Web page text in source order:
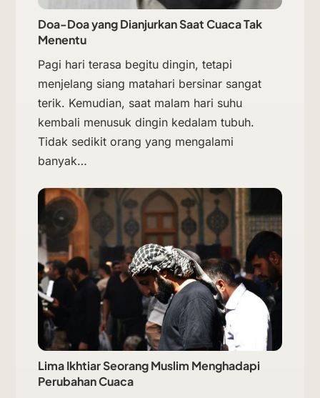
Doa-Doa yang Dianjurkan Saat Cuaca Tak
Menentu
Pagi hari terasa begitu dingin, tetapi
menjelang siang matahari bersinar sangat
terik. Kemudian, saat malam hari suhu
kembali menusuk dingin kedalam tubuh.
Tidak sedikit orang yang mengalami
banyak…
Lima Ikhtiar Seorang Muslim Menghadapi
Perubahan Cuaca